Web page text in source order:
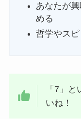
あなたが
める
哲学やス
「7」
いね！